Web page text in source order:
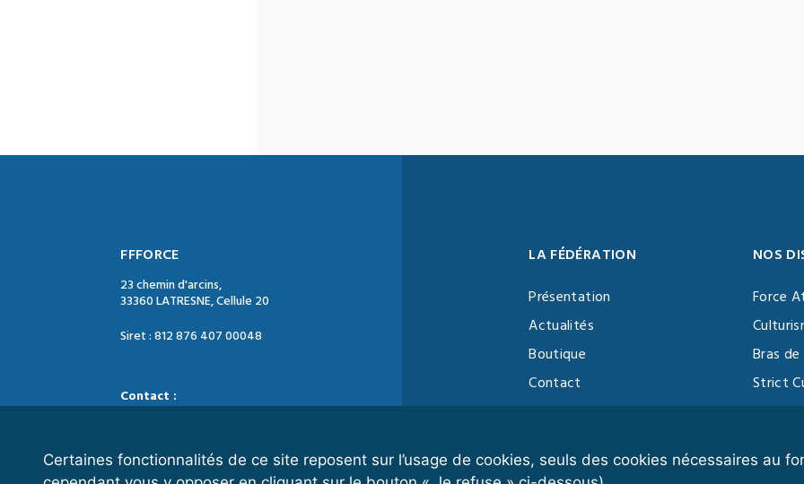
Certaines fonctionnalités de ce site reposent sur l’usage de cookies, seuls des cookies nécessaires au
FFFORCE
23 chemin d'arcins,
33360 LATRESNE, Cellule 20
Siret : 812 876 407 00048
Contact :
LA FÉDÉRATION
Présentation
Actualités
Boutique
Contact
Vidéothèque
NOS
Force
Bras
Strict